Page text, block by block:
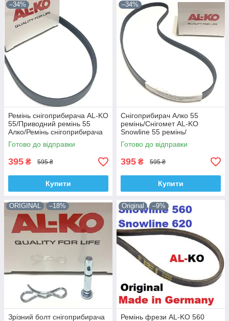
–34%
Ремінь снігоприбирача AL-KO
55/Приводний ремінь 55
Алко/Ремінь снігоприбирача
Алко 55 струмковий
Готово до відправки
395 ₴ 595 ₴
Купити
–34%
Снігоприбирач Алко 55
ремінь/Снігомет AL-KO
Snowline 55 ремінь/
Запчастини Алко 55
снігоприбирач
Готово до відправки
395 ₴ 595 ₴
Купити
ORIGINAL –18%
Зрізний болт снігоприбирача
Original –9%
Ремінь фрези AL-KO 560